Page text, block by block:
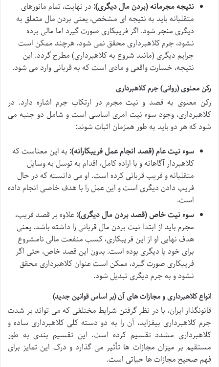
نتیجه مجرمانه (بردن مال دیگری): در نهایت، تمام مانورهای
متقلبانه باید به نتیجه ای مشخص، یعنی بردن مال متعلق به
دیگری منجر شود. اگر فریبکاری صورت گیرد اما مالی برده
نشود، جرم کلاهبرداری محقق نمی شود، هرچند ممکن است
جرایم دیگری (مانند شروع به کلاهبرداری) مطرح گردد. این
نتیجه، خسارت واقعی و مادی است که به قربانی وارد می شود.
رکن معنوی (روانی) جرم کلاهبرداری
رکن معنوی به قصد و نیت مجرم در ارتکاب جرم اشاره دارد. در
کلاهبرداری، وجود سوء نیت امری اساسی است و شامل دو جنبه می
شود که هر دو باید به طور همزمان اثبات شوند:
سوء نیت عام (قصد انجام عمل فریبکارانه): به این معناست که
کلاهبردار آگاهانه و با اراده کامل، اقدام به توسل به وسایل
متقلبانه و فریب قربانی کرده است. او می دانسته که در حال
فریب دادن دیگری است و این عمل را با هدف خاصی انجام داده
است.
سوء نیت خاص (قصد بردن مال دیگری):علاوه بر قصد فریب،
مجرم باید از ابتدا نیت بردن مال قربانی را داشته باشد. یعنی
هدف نهایی او از این فریبکاری، کسب منفعت مالی نامشروع
برای خود یا دیگری بوده است. بدون این قصد خاص، حتی اگر
فریبکاری صورت گیرد، ممکن است عنوان کلاهبرداری محقق
نشود و به جرم دیگری تبدیل شود.
انواع کلاهبرداری و مجازات های آن (بر اساس قوانین جدید)
قانونگذار ایران، با در نظر گرفتن شرایط مختلفی که می تواند بر شدت
جرم کلاهبرداری بیفزاید، آن را به دو دسته کلی کلاهبرداری ساده و
کلاهبرداری مشدد تقسیم کرده است. این تقسیم بندی به طور
مستقیم بر میزان مجازات ها تأثیر می گذارد و درک این تمایز برای
فهم صحیح مجازات ها حیاتی است.